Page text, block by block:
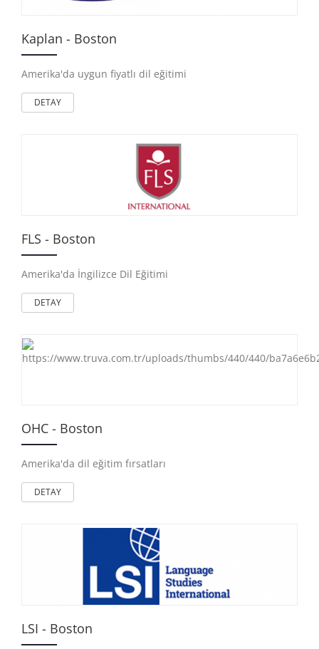
Kaplan - Boston
Amerika'da uygun fiyatlı dil eğitimi
DETAY
FLS - Boston
Amerika'da İngilizce Dil Eğitimi
DETAY
OHC - Boston
Amerika'da dil eğitim fırsatları
DETAY
LSI - Boston